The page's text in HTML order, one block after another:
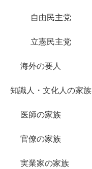
自由民主党
立憲民主党
海外の要人
知識人・文化人の家族
医師の家族
官僚の家族
実業家の家族